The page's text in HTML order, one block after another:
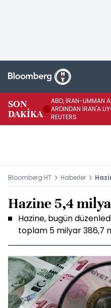
SON
DAKİKA
ABD, İRAN-UMMAN
ARDINDAN İRAN'A
REUTERS
Bloomberg HT Haberler
Hazine 5,4
Hazine, bugün
toplam 5 milyar 386,7